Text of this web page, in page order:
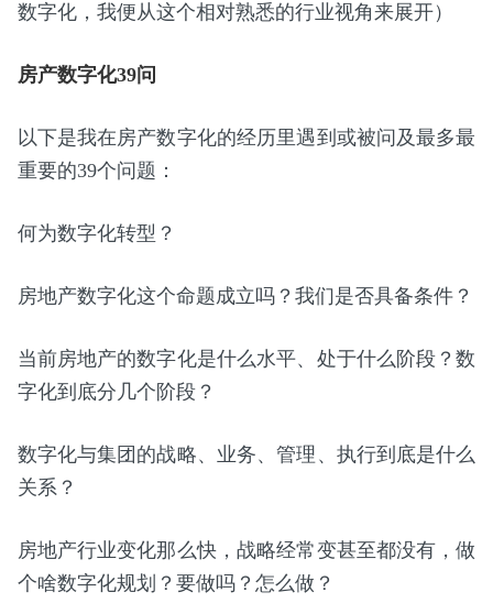
数字化，我便从这个相对熟悉的行业视角来展开）
房产数字化39问
以下是我在房产数字化的经历里遇到或被问及最多最
重要的39个问题：
何为数字化转型？
房地产数字化这个命题成立吗？我们是否具备条件？
当前房地产的数字化是什么水平、处于什么阶段？数
字化到底分几个阶段？
数字化与集团的战略、业务、管理、执行到底是什么
关系？
房地产行业变化那么快，战略经常变甚至都没有，做
个啥数字化规划？要做吗？怎么做？